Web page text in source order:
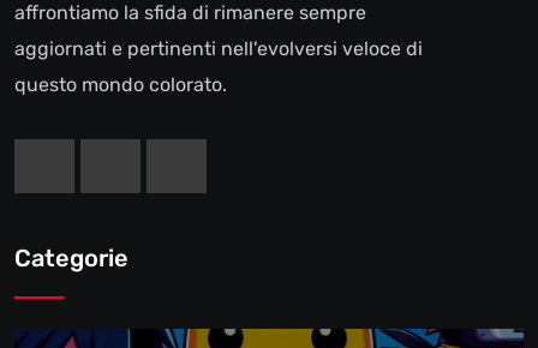
affrontiamo la sfida di rimanere sempre
aggiornati e pertinenti nell'evolversi veloce di
questo mondo colorato.
Categorie